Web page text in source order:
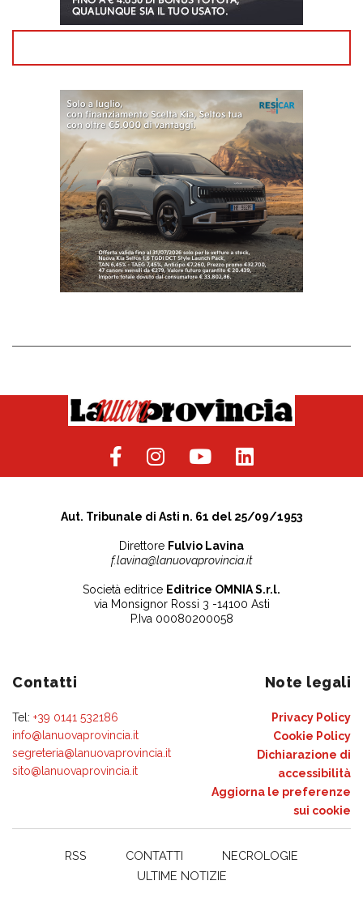
Aut. Tribunale di Asti n. 61 del 25/09/1953
Direttore Fulvio Lavina
f.lavina@lanuovaprovincia.it
Società editrice Editrice OMNIA S.r.l.
via Monsignor Rossi 3 -14100 Asti
P.Iva 00080200058
Contatti
Tel: +39 0141 532186
info@lanuovaprovincia.it
segreteria@lanuovaprovincia.it
sito@lanuovaprovincia.it
Note legali
Privacy Policy
Cookie Policy
Dichiarazione di
accessibilità
Aggiorna le preferenze
sui cookie
RSS CONTATTI
NECROLOGIE
ULTIME NOTIZIE